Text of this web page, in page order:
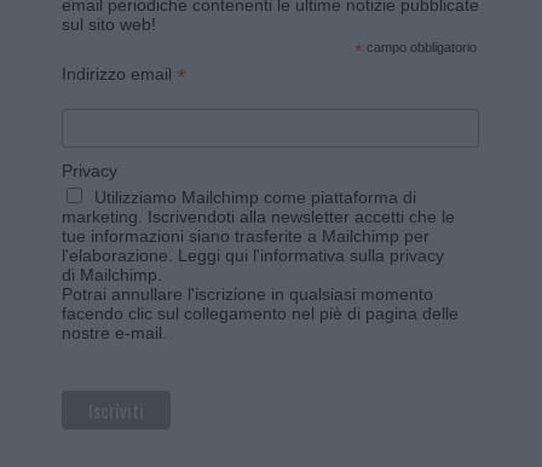
email periodiche contenenti le ultime notizie pubblicate
sul sito web!
* campo obbligatorio
Indirizzo email *
Privacy
Utilizziamo Mailchimp come piattaforma di
marketing. Iscrivendoti alla newsletter accetti che le
tue informazioni siano trasferite a Mailchimp per
l'elaborazione. Leggi qui l'informativa sulla privacy
di Mailchimp
Potrai annullare l'iscrizione in qualsiasi momento
facendo clic sul collegamento nel piè di pagina delle
nostre e-mail.